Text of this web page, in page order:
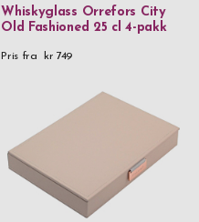
Whiskyglass Orrefors City
Old Fashioned 25 cl 4-pakk
Pris fra kr 749